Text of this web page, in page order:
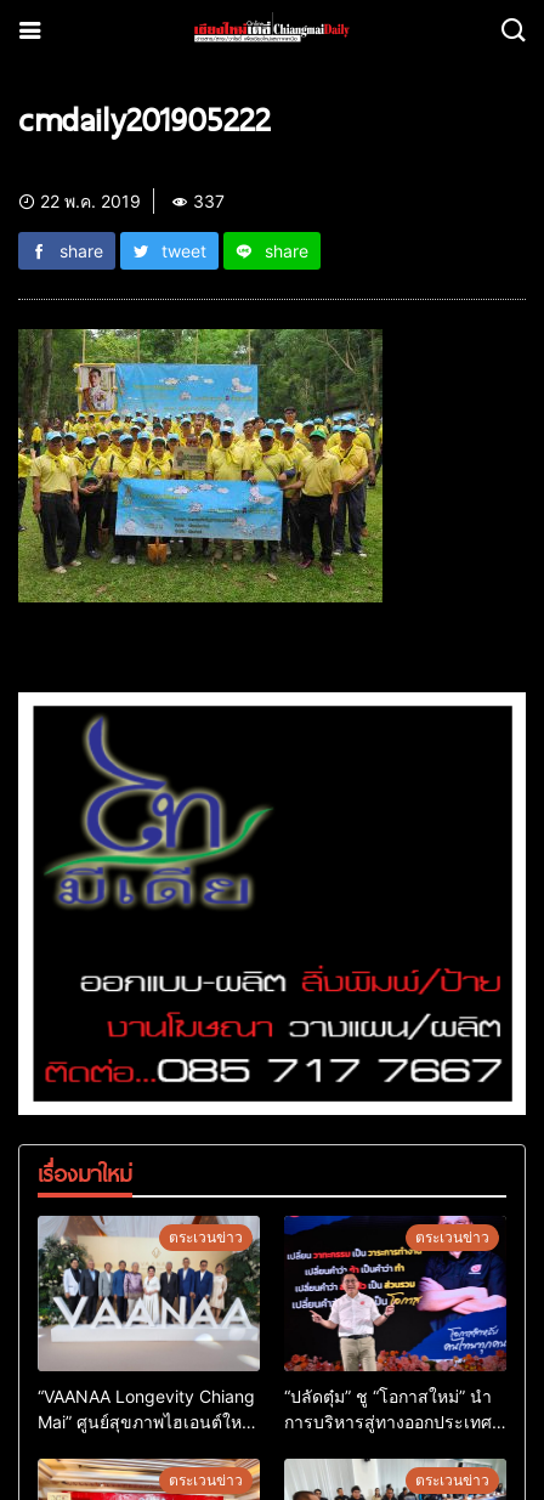
cmdaily201905222
22 พ.ค. 2019 337
share tweet share
เรื่องมาใหม่
ตระเวนข่าว
“VAANAA Longevity Chiang
Mai” ศูนย์สุขภาพไฮเอนต์ใหญ่
ตระเวนข่าว
“ปลัดตุ๋ม” ชู “โอกาสใหม่” นำ
การบริหารสู่ทางออกประเทศ
ตระเวนข่าว ตระเวนข่าว